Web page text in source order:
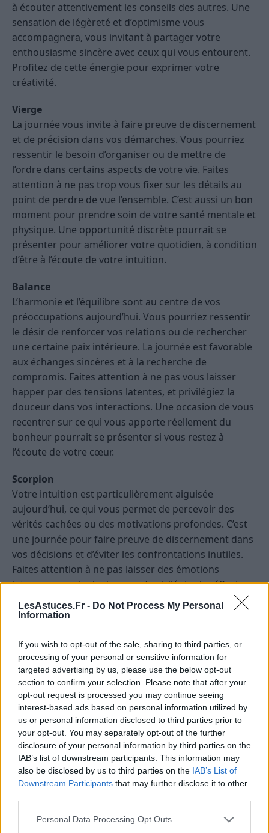
LesAstuces.Fr - Do Not Process My Personal
Information
If you wish to opt-out of the sale, sharing to third parties, or
processing of your personal or sensitive information for
targeted advertising by us, please use the below opt-out
section to confirm your selection. Please note that after your
opt-out request is processed you may continue seeing
interest-based ads based on personal information utilized by
us or personal information disclosed to third parties prior to
your opt-out. You may separately opt-out of the further
disclosure of your personal information by third parties on the
IAB’s list of downstream participants. This information may
also be disclosed by us to third parties on the IAB’s List of
Downstream Participants that may further disclose it to other
Personal Data Processing Opt Outs
à écouter attentivement les conseils des autres. Une
sensation de légèreté et d’optimisme vous
accompagnera, vous invitant à partager votre
enthousiasme sincère avec ceux qui vous entourent.
Profitez de cette énergie pour exprimer votre
créativité.
Vierge
La journée vous invite à faire preuve de discernement
et de précision dans vos démarches. Vous pourriez
ressentir le besoin d’organiser ou de mettre de
l’ordre dans certains aspects de votre vie. Faites
attention à ne pas trop vous fixer sur les détails au
point de perdre de vue l’ensemble. C’est aussi un bon
moment pour prendre soin de votre santé mentale et
physique. Une opportunité discrète pourrait se
présenter pour améliorer votre quotidien, à condition
d’être à l’écoute de votre intuition.
Balance
L’harmonie et l’équilibre sont au centre de vos
préoccupations aujourd’hui. Vous pourriez ressentir
le désir de renforcer vos relations ou de rechercher
une certaine paix intérieure. La journée est favorable
aux échanges sincères et à la recherche de
compromis. Faites attention à ne pas vous laisser
happer par des tensions latentes, et privilégiez la
douceur dans vos interactions. Une occasion de vous
recentrer sur ce qui vous apporte réellement du
bonheur pourrait se présenter si vous restez à
l’écoute de votre cœur.
Scorpion
Votre intuition est particulièrement aiguisée
aujourd’hui, ce qui vous permet de percevoir des
vérités cachées ou des motivations profondes. C’est
une journée pour faire preuve de discernement dans
vos décisions et d’éviter les confrontations inutiles.
Faites attention à ne pas laisser des émotions
intenses prendre le dessus, et privilégiez la réflexion.
Une opportunité pourrait émerger dans votre sphère
personnelle ou professionnelle si vous restez attentif
patience et l’ouverture d’esprit.
Sagittaire
L’énergie du jour vous pousse à explorer de nouveaux
horizons, que ce soit mentalement ou physiquement.
Vous pourriez ressentir une envie de voyager,
d’apprendre ou de découvrir quelque chose qui vous
inspire profondément. Faites attention à ne pas vous
disperser ou à vouloir tout faire en même temps. La
clé réside dans la modération et dans la clarté de vos
intentions. Une opportunité d’élargir votre
curieux et ouvert aux rencontres inattendues.